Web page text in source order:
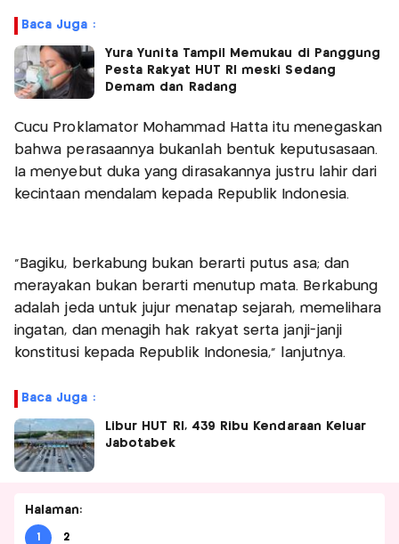
Baca Juga :
Yura Yunita Tampil Memukau di Panggung
Pesta Rakyat HUT RI meski Sedang
Demam dan Radang
Cucu Proklamator Mohammad Hatta itu menegaskan
bahwa perasaannya bukanlah bentuk keputusasaan.
Ia menyebut duka yang dirasakannya justru lahir dari
kecintaan mendalam kepada Republik Indonesia.
“Bagiku, berkabung bukan berarti putus asa; dan
merayakan bukan berarti menutup mata. Berkabung
adalah jeda untuk jujur menatap sejarah, memelihara
ingatan, dan menagih hak rakyat serta janji-janji
konstitusi kepada Republik Indonesia,” lanjutnya.
Baca Juga :
Libur HUT RI, 439 Ribu Kendaraan Keluar
Jabotabek
Halaman:
1 2